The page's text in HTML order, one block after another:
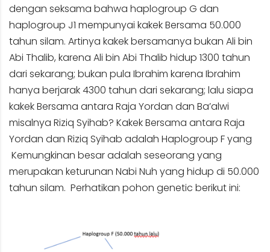
dengan seksama bahwa haplogroup G dan
haplogroup J1 mempunyai kakek Bersama 50.000
tahun silam. Artinya kakek bersamanya bukan Ali bin
Abi Thalib, karena Ali bin Abi Thalib hidup 1300 tahun
dari sekarang; bukan pula Ibrahim karena Ibrahim
hanya berjarak 4300 tahun dari sekarang; lalu siapa
kakek Bersama antara Raja Yordan dan Ba’alwi
misalnya Riziq Syihab? Kakek Bersama antara Raja
Yordan dan Riziq Syihab adalah Haplogroup F yang
Kemungkinan besar adalah seseorang yang
merupakan keturunan Nabi Nuh yang hidup di 50.000
tahun silam. Perhatikan pohon genetic berikut ini: